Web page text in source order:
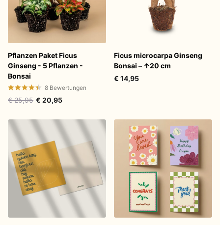
Pflanzen Paket Ficus
Ginseng - 5 Pflanzen -
Bonsai
8 Bewertungen
€ 25,95 € 20,95
Ficus microcarpa Ginseng
Bonsai – ↑20 cm
€ 14,95